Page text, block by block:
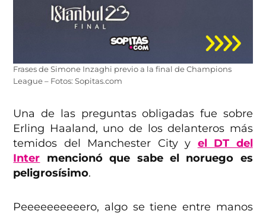
Frases de Simone Inzaghi previo a la final de Champions
League – Fotos: Sopitas.com
Una de las preguntas obligadas fue sobre
Erling Haaland, uno de los delanteros más
temidos del Manchester City y el DT del
Inter mencionó que sabe el noruego es
peligrosísimo.
Peeeeeeeeeero, algo se tiene entre manos